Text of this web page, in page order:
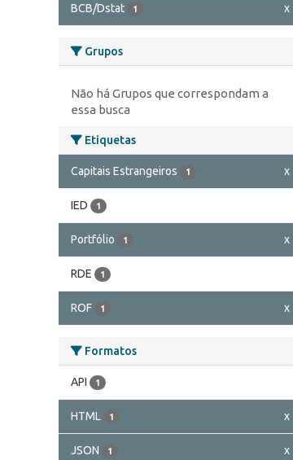
BCB/Dstat 1 x
Grupos
Não há Grupos que correspondam a
essa busca
Etiquetas
Capitais Estrangeiros 1 x
IED 1
Portfólio 1 x
RDE 1
ROF 1 x
Formatos
API 1
HTML 1 x
JSON 1 x